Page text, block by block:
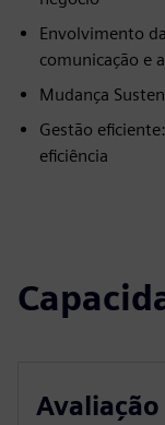
Envolvimento
comunicação e
Mudança
Gestão
eficiência